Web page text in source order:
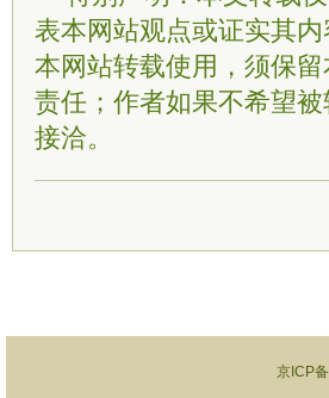
表本网站观点或证实其
本网站转载使用，须保
责任；作者如果不希望
接洽。
京ICP